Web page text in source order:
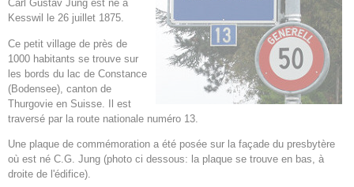
Carl Gustav Jung est né à
Kesswil le 26 juillet 1875.
Ce petit village de près de
1000 habitants se trouve sur
les bords du lac de Constance
(Bodensee), canton de
Thurgovie en Suisse. Il est
traversé par la route nationale numéro 13.
Une plaque de commémoration a été posée sur la façade du presbytère
où est né C.G. Jung (photo ci dessous: la plaque se trouve en bas, à
droite de l'édifice).